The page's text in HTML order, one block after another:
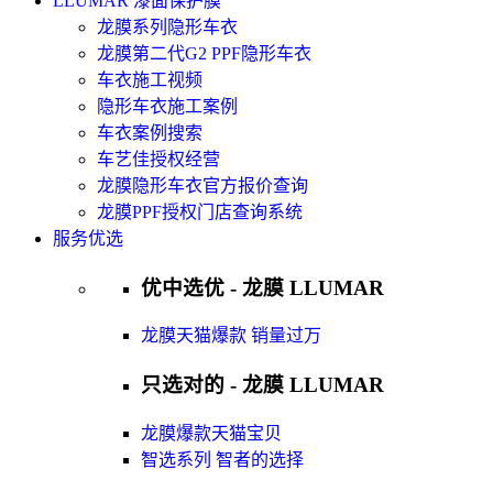
龙膜系列隐形车衣
龙膜第二代G2 PPF隐形车衣
车衣施工视频
隐形车衣施工案例
车衣案例搜索
车艺佳授权经营
龙膜隐形车衣官方报价查询
龙膜PPF授权门店查询系统
服务优选
优中选优 - 龙膜 LLUMAR
龙膜天猫爆款 销量过万
只选对的 - 龙膜 LLUMAR
龙膜爆款天猫宝贝
智选系列 智者的选择